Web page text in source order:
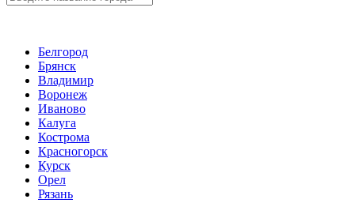
Белгород
Брянск
Владимир
Воронеж
Иваново
Калуга
Кострома
Красногорск
Курск
Орел
Рязань